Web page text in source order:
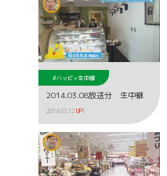
#ハッピィ生中継
2014.03.08放送分 生中継
2014.03.12 UP!